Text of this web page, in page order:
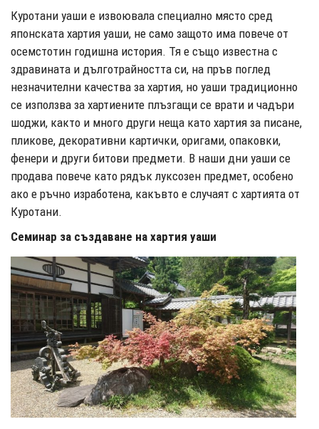
Куротани уаши е извоювала специално място сред
японската хартия уаши, не само защото има повече от
осемстотин годишна история. Тя е също известна с
здравината и дълготрайността си, на пръв поглед
незначителни качества за хартия, но уаши традиционно
се използва за хартиените плъзгащи се врати и чадъри
шоджи, както и много други неща като хартия за писане,
пликове, декоративни картички, оригами, опаковки,
фенери и други битови предмети. В наши дни уаши се
продава повече като рядък луксозен предмет, особено
ако е ръчно изработена, какъвто е случаят с хартията от
Куротани.
Семинар за създаване на хартия уаши